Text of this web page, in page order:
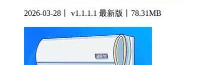
2026-03-28丨 v1.1.1.1 最新版丨78.31MB